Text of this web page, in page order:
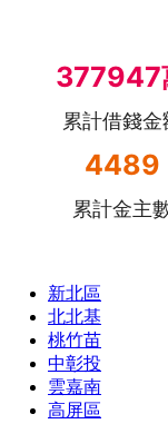
377947
累計借錢金
4489
累計金主